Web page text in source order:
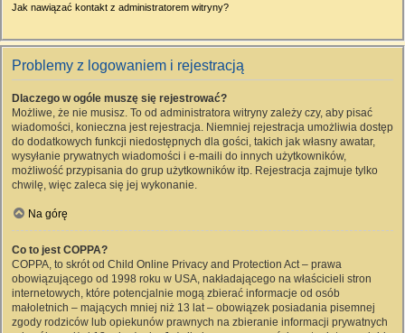
Jak nawiązać kontakt z administratorem witryny?
Problemy z logowaniem i rejestracją
Dlaczego w ogóle muszę się rejestrować?
Możliwe, że nie musisz. To od administratora witryny zależy czy, aby pisać
wiadomości, konieczna jest rejestracja. Niemniej rejestracja umożliwia dostęp
do dodatkowych funkcji niedostępnych dla gości, takich jak własny awatar,
wysyłanie prywatnych wiadomości i e-maili do innych użytkowników,
możliwość przypisania do grup użytkowników itp. Rejestracja zajmuje tylko
chwilę, więc zaleca się jej wykonanie.
Na górę
Co to jest COPPA?
COPPA, to skrót od Child Online Privacy and Protection Act – prawa
obowiązującego od 1998 roku w USA, nakładającego na właścicieli stron
internetowych, które potencjalnie mogą zbierać informacje od osób
małoletnich – mających mniej niż 13 lat – obowiązek posiadania pisemnej
zgody rodziców lub opiekunów prawnych na zbieranie informacji prywatnych